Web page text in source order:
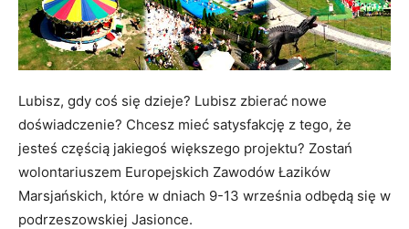
Lubisz, gdy coś się dzieje? Lubisz zbierać nowe
doświadczenie? Chcesz mieć satysfakcję z tego, że
jesteś częścią jakiegoś większego projektu? Zostań
wolontariuszem Europejskich Zawodów Łazików
Marsjańskich, które w dniach 9-13 września odbędą się w
podrzeszowskiej Jasionce.